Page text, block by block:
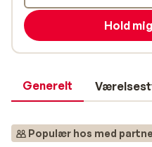
Generelt
Populær hos med
Hold